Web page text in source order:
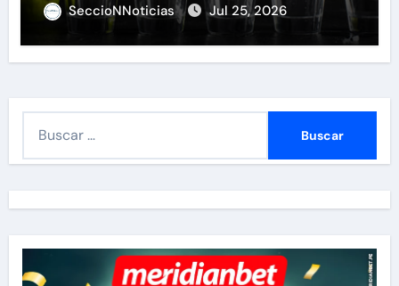
SeccioNNoticias Jul 25, 2026
r
: